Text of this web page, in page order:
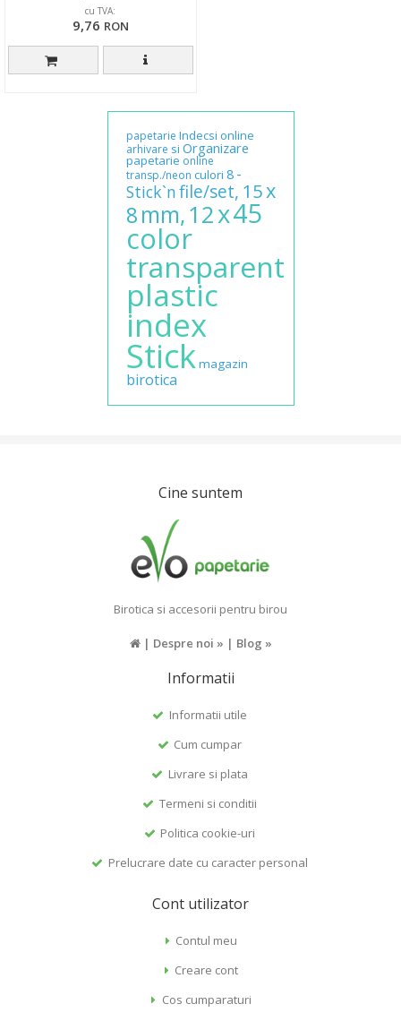
cu TVA:
9,76 RON
papetarie Indecsi online
arhivare si Organizare
papetarie online
transp./neon culori 8 -
Stick`nfile/set, 15x
8mm,12x45
color
transparent
plastic
index
Stickmagazin
birotica
Cine suntem
Birotica si accesorii pentru birou
| Despre noi » | Blog »
Informatii
Informatii utile
Cum cumpar
Livrare si plata
Termeni si conditii
Politica cookie-uri
Prelucrare date cu caracter personal
Cont utilizator
Contul meu
Creare cont
Cos cumparaturi